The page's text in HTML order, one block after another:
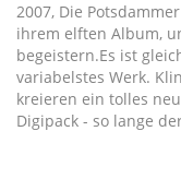
2007, Die
ihrem elften Album,
begeistern.Es ist
variabelstes Werk.
kreieren ein tolles
Digipack - so lange